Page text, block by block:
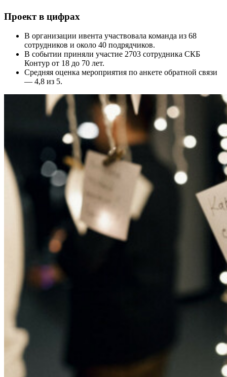
Проект в цифрах
В организации ивента участвовала команда из 68
сотрудников и около 40 подрядчиков.
В событии приняли участие 2703 сотрудника СКБ
Контур от 18 до 70 лет.
Средняя оценка мероприятия по анкете обратной связи
— 4,8 из 5.